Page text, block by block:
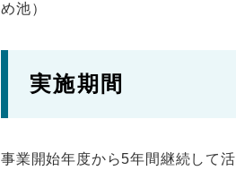
め池）
実施期間
事業開始年度から5年間継続して